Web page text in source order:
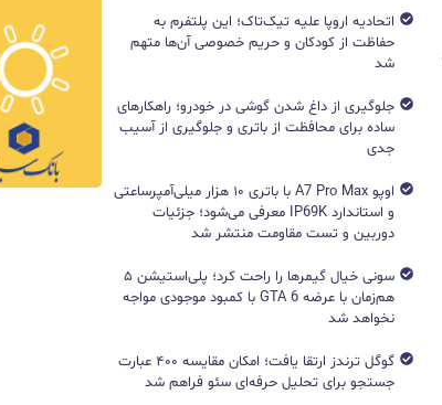
اتحادیه اروپا علیه تیک‌تاک؛ این پلتفرم به
حفاظت از کودکان و حریم خصوصی آن‌ها متهم
شد
جلوگیری از داغ شدن گوشی در خودرو؛ راهکارهای
ساده برای محافظت از باتری و جلوگیری از آسیب
جدی
اوپو A7 Pro Max با باتری ۱۰ هزار میلی‌آمپرساعتی
و استاندارد IP69K معرفی می‌شود؛ جزئیات
دوربین و تست مقاومت منتشر شد
سونی خیال گیمرها را راحت کرد؛ پلی‌استیشن ۵
هم‌زمان با عرضه GTA 6 با کمبود موجودی مواجه
نخواهد شد
گوگل ترندز ارتقا یافت؛ امکان مقایسه ۴۰۰ عبارت
جستجو برای تحلیل حرفه‌ای سئو فراهم شد